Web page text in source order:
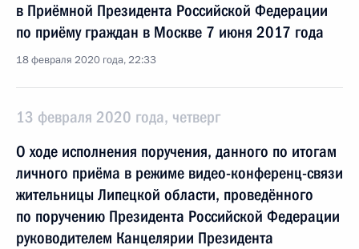
в Приёмной Президента Российской Федерации
по приёму граждан в Москве 7 июня 2017 года
18 февраля 2020 года, 22:33
13 февраля 2020 года, четверг
О ходе исполнения поручения, данного по итогам
личного приёма в режиме видео-конференц-связи
жительницы Липецкой области, проведённого
по поручению Президента Российской Федерации
руководителем Канцелярии Президента